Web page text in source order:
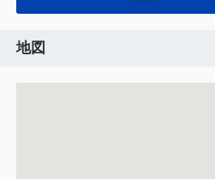
地図